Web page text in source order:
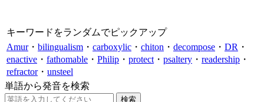
キーワードをランダムでピックアップ
Amur・ bilingualism ・ carboxylic ・ chiton ・ decompose ・ DR ・
enactive ・ fathomable ・ Philip ・ protect ・ psaltery ・ readership ・
refractor・ unsteel
単語から発音を検索